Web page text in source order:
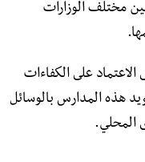
مختلف الوزارات
على الكفاءات
هذه المدارس بالوسائل
المحلي.